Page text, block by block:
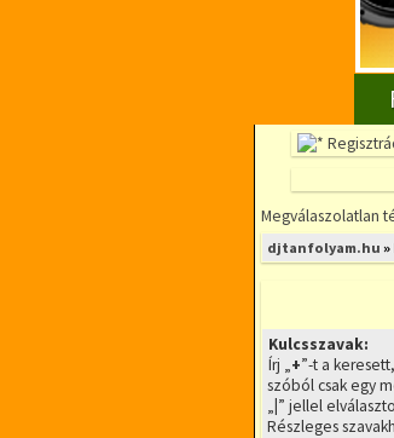
Megválaszolatlan
djtanfolyam.hu »
Kulcsszavak:
Írj „+”-t a
szóból csak egy
„ ” jellel
Részleges